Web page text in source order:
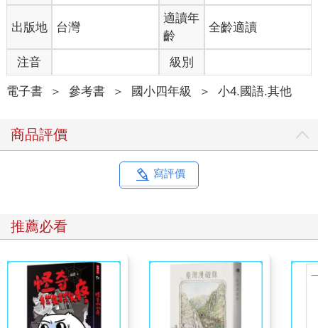
出版地 台灣
適讀年
齡
全齡適讀
注音 級別
電子書 ＞ 參考書 ＞ 國小四年級 ＞ 小4.國語.其他
商品評價
寫評價
推薦必看